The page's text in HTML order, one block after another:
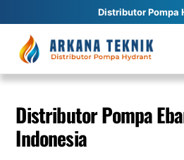
Distributor Pompa
content
Distributor Pompa
Indonesia